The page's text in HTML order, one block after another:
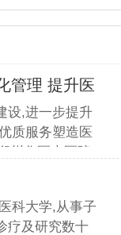
管理 提升医
设,进一步提升
质服务塑造医
州华医大医院
服务提升培训.
素养与服务设
科大学,从事子
疗及研究数十